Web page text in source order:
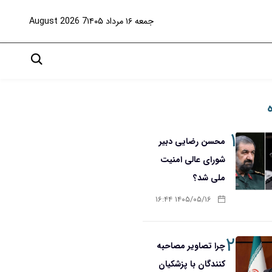
جمعه ۱۶ مرداد ۱۴۰۵ 7 August 2026
۱ محسن رضایی دبیر
شورای عالی امنیت
ملی شد؟
۱۴۰۵/۰۵/۱۶ ۱۶:۴۴
۲چرا تصاویر مصاحبه
کنندگان با پزشکیان